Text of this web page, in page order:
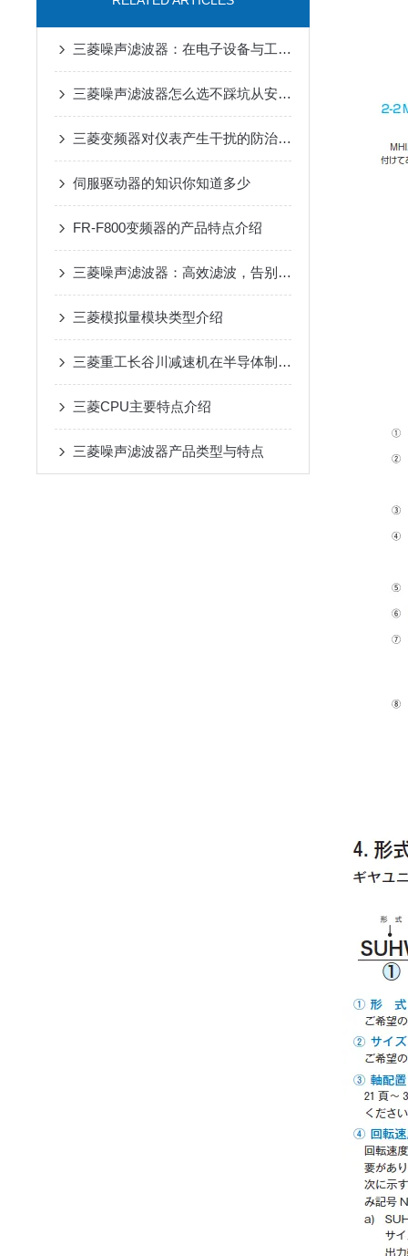
三菱噪声滤波器：在电子设备与工业自动化中实现电磁兼容性提升的关键工具
三菱噪声滤波器怎么选不踩坑从安装环境到兼容性这些关键参数要关注
三菱变频器对仪表产生干扰的防治措施
伺服驱动器的知识你知道多少
FR-F800变频器的产品特点介绍
三菱噪声滤波器：高效滤波，告别工业电磁干扰
三菱模拟量模块类型介绍
三菱重工长谷川减速机在半导体制造设备传动系统中的适配应用
三菱CPU主要特点介绍
三菱噪声滤波器产品类型与特点